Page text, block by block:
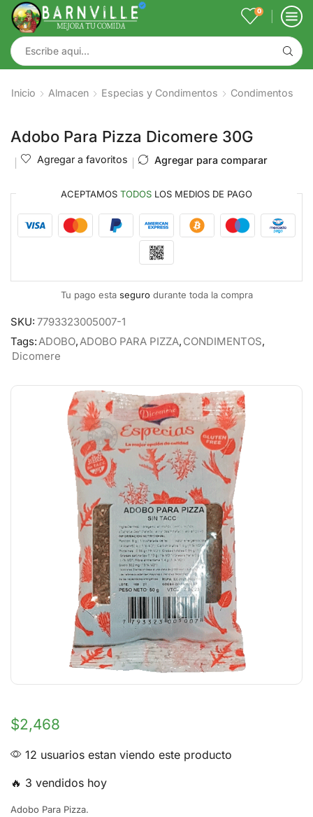
0
Inicio Almacen Especias y Condimentos Condimentos
Adobo Para Pizza Dicomere 30G
Agregar a favoritos Agregar para comparar
ACEPTAMOS TODOS LOS MEDIOS DE PAGO
Tu pago esta segurodurante toda la compra
SKU: 7793323005007-1
Tags:ADOBO,ADOBO PARA PIZZA, CONDIMENTOS,
Dicomere
$2,468
12 usuarios estan viendo este producto
🔥 3 vendidos hoy
Adobo Para Pizza.